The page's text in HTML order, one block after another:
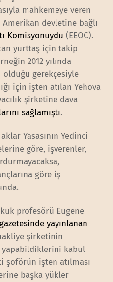
mahkemeye veren
devletine bağlı
Komisyonuydu (EEOC).
yurttaş için takip
2012 yılında
olduğu gerekçesiyle
için işten atılan Yehova
şirketine dava
sağlamıştı.
Yasasının Yedinci
göre, işverenler,
göre iş
profesörü Eugene
yayınlanan
şirketinin
kabul
şoförün işten atılması
başka yükler